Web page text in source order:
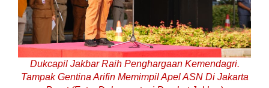
Dukcapil Jakbar Raih Penghargaan Kemendagri.
Tampak Gentina Arifin Memimpil Apel ASN Di Jakarta